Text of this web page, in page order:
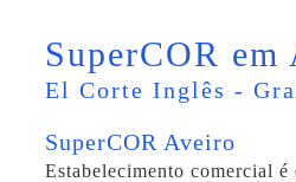
SuperCOR
El Corte Inglês -
SuperCOR Aveiro
Estabelecimento comercial